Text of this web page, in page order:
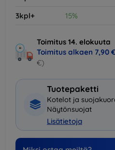
3kpl+
15%
Toimitus 14. elokuuta
Toimitus alkaen 7,90 €
€)
Tuotepaketti
Kotelot ja
Näytönsuojat
Lisätietoja